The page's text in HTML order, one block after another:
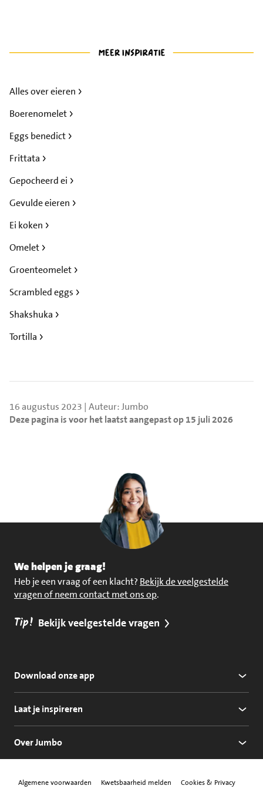
Alles over eieren
Boerenomelet
Eggs benedict
Frittata
Gepocheerd ei
Gevulde eieren
Ei koken
Omelet
Groenteomelet
Scrambled eggs
Shakshuka
Tortilla
16 augustus 2023 | Auteur: Jumbo
Deze pagina is voor het laatst aangepast op 15 juli 2026
We helpen je graag!
Heb je een vraag of een klacht? Bekijk de veelgestelde
vragen of neem contact met ons op.
Tip! Bekijk veelgestelde vragen
Download onze app
Laat je inspireren
Over Jumbo
Algemene voorwaarden Kwetsbaarheid melden
Cookies & Privacy